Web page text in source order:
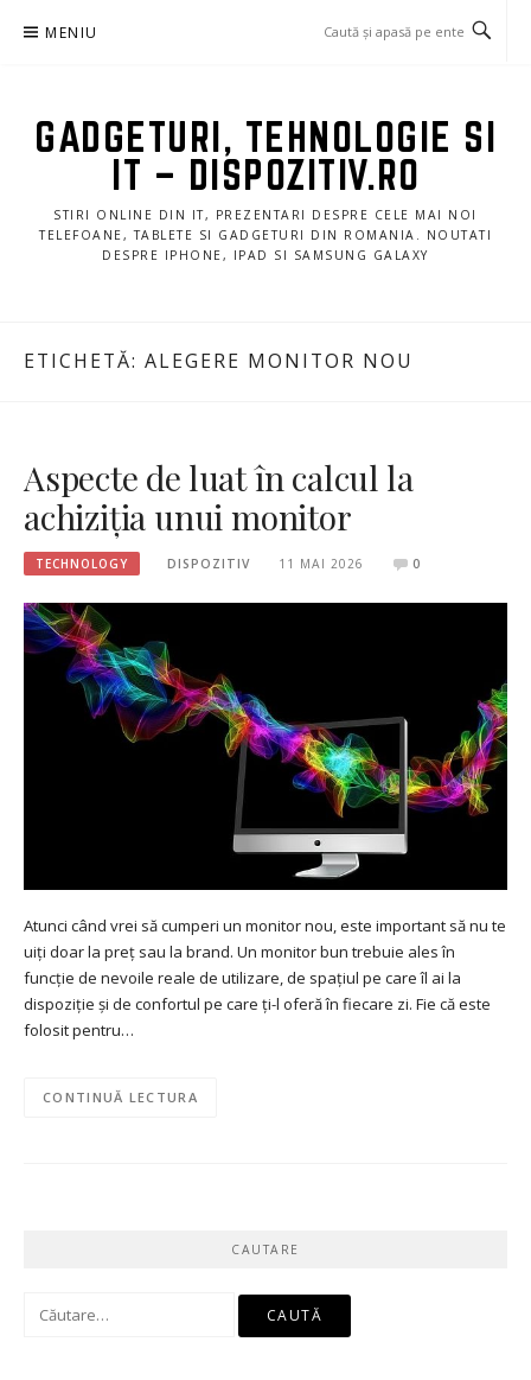
MENIU
GADGETURI, TEHNOLOGIE SI
IT – DISPOZITIV.RO
STIRI ONLINE DIN IT, PREZENTARI DESPRE CELE MAI NOI
TELEFOANE, TABLETE SI GADGETURI DIN ROMANIA. NOUTATI
DESPRE IPHONE, IPAD SI SAMSUNG GALAXY
ETICHETĂ: ALEGERE MONITOR NOU
Aspecte de luat în calcul la
achiziția unui monitor
TECHNOLOGY DISPOZITIV 11 MAI 2026 0
Atunci când vrei să cumperi un monitor nou, este important să nu te
uiți doar la preț sau la brand. Un monitor bun trebuie ales în
funcție de nevoile reale de utilizare, de spațiul pe care îl ai la
dispoziție și de confortul pe care ți-l oferă în fiecare zi. Fie că este
folosit pentru…
CONTINUĂ LECTURA
CAUTARE
Caută